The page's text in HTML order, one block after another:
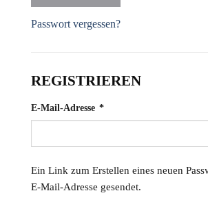
Passwort vergessen?
REGISTRIEREN
E-Mail-Adresse *Erforderlich
Ein Link zum Erstellen eines neuen
E-Mail-Adresse gesendet.